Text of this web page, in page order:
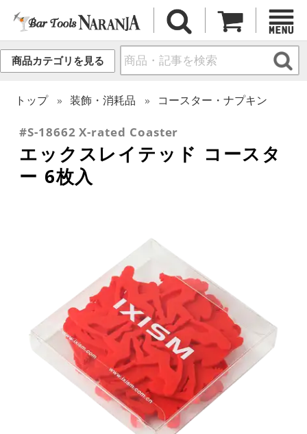
商品カテゴリを見る
トップ 装飾・消耗品 コースター・ナプキン
#S-18662 X-rated Coaster
エックスレイテッド コースタ
ー 6枚入